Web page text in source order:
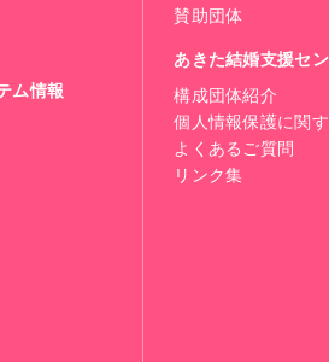
ム情報
賛助団体
あきた結婚支援セ
構成団体紹介
個人情報保護に関
よくあるご質問
リンク集